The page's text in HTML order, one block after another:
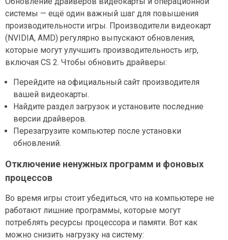
системы — ещё один важный шаг для повышения
производительности игры. Производители видеокарт
(NVIDIA, AMD) регулярно выпускают обновления,
которые могут улучшить производительность игр,
включая CS 2. Чтобы обновить драйверы:
Перейдите на официальный сайт производителя
вашей видеокарты.
Найдите раздел загрузок и установите последние
версии драйверов.
Перезагрузите компьютер после установки
обновлений.
Отключение ненужных программ и фоновых
процессов
Во время игры стоит убедиться, что на компьютере не
работают лишние программы, которые могут
потреблять ресурсы процессора и памяти. Вот как
можно снизить нагрузку на систему: